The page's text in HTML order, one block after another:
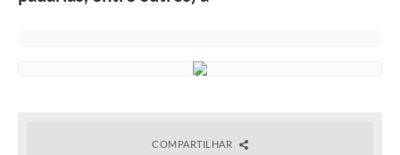
COMPARTILHAR